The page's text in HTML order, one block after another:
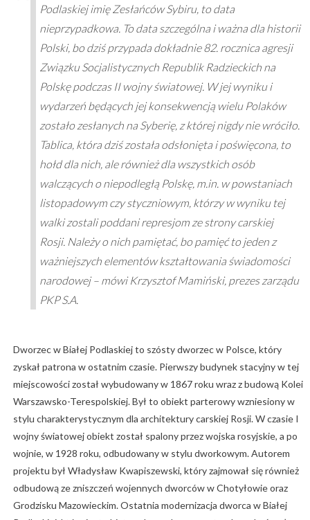
Podlaskiej imię Zesłańców Sybiru, to data
nieprzypadkowa. To data szczególna i ważna dla historii
Polski, bo dziś przypada dokładnie 82. rocznica agresji
Związku Socjalistycznych Republik Radzieckich na
Polskę podczas II wojny światowej. W jej wyniku i
wydarzeń będących jej konsekwencją wielu Polaków
zostało zesłanych na Syberię, z której nigdy nie wróciło.
Tablica, która dziś została odsłonięta i poświęcona, to
hołd dla nich, ale również dla wszystkich osób
walczących o niepodległą Polskę, m.in. w powstaniach
listopadowym czy styczniowym, którzy w wyniku tej
walki zostali poddani represjom ze strony carskiej
Rosji. Należy o nich pamiętać, bo pamięć to jeden z
ważniejszych elementów kształtowania świadomości
narodowej – mówi Krzysztof Mamiński, prezes zarządu
PKP S.A.
Dworzec w Białej Podlaskiej to szósty dworzec w Polsce, który
zyskał patrona w ostatnim czasie. Pierwszy budynek stacyjny w tej
miejscowości został wybudowany w 1867 roku wraz z budową Kolei
Warszawsko-Terespolskiej. Był to obiekt parterowy wzniesiony w
stylu charakterystycznym dla architektury carskiej Rosji. W czasie I
wojny światowej obiekt został spalony przez wojska rosyjskie, a po
wojnie, w 1928 roku, odbudowany w stylu dworkowym. Autorem
projektu był Władysław Kwapiszewski, który zajmował się również
odbudową ze zniszczeń wojennych dworców w Chotyłowie oraz
Grodzisku Mazowieckim. Ostatnia modernizacja dworca w Białej